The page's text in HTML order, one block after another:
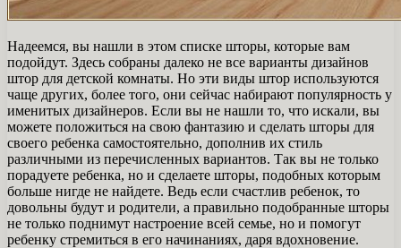
Надеемся, вы нашли в этом списке шторы, которые вам
подойдут. Здесь собраны далеко не все варианты дизайнов
штор для детской комнаты. Но эти виды штор используются
чаще других, более того, они сейчас набирают популярность у
именитых дизайнеров. Если вы не нашли то, что искали, вы
можете положиться на свою фантазию и сделать шторы для
своего ребенка самостоятельно, дополнив их стиль
различными из перечисленных вариантов. Так вы не только
порадуете ребенка, но и сделаете шторы, подобных которым
больше нигде не найдете. Ведь если счастлив ребенок, то
довольны будут и родители, а правильно подобранные шторы
не только поднимут настроение всей семье, но и помогут
ребенку стремиться в его начинаниях, даря вдохновение.